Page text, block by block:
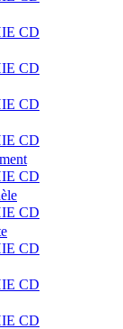
CD
CD
CD
CD
CD
CD
CD
CD
CD